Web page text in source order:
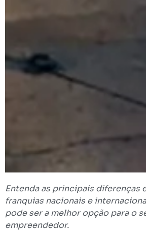
Entenda as principais diferenças
franquias nacionais e
pode ser a melhor opção para o
empreendedor.